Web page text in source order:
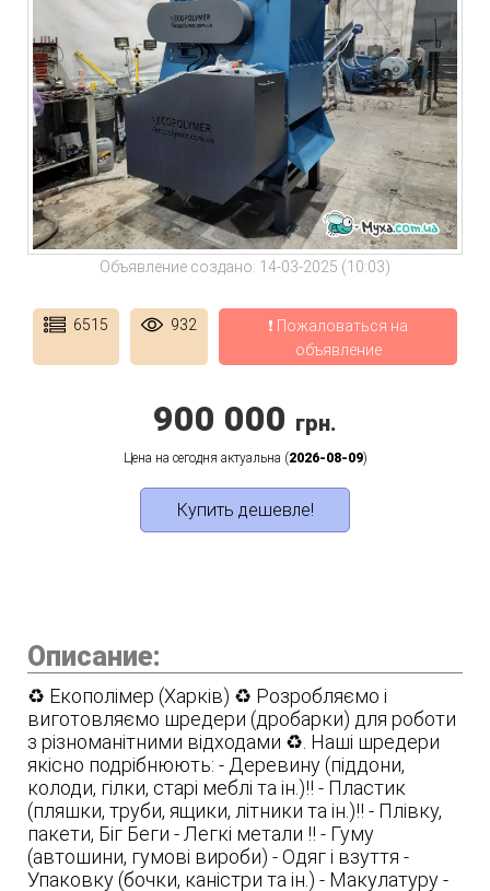
Объявление создано: 14-03-2025 (10:03)
6515 932
❗ Пожаловаться на
объявление
900 000 грн.
Цена на сегодня актуальна (2026-08-09)
Купить дешевле!
Описание:
♻️ Екополімер (Харків) ♻️ Розробляємо і
виготовляємо шредери (дробарки) для роботи
з різноманітними відходами ♻️. Наші шредери
якісно подрібнюють: - Деревину (піддони,
колоди, гілки, старі меблі та ін.)‼️ - Пластик
(пляшки, труби, ящики, літники та ін.)‼️ - Плівку,
пакети, Біг Беги - Легкі метали ‼️ - Гуму
(автошини, гумові вироби) - Одяг і взуття -
Упаковку (бочки, каністри та ін.) - Макулатуру -